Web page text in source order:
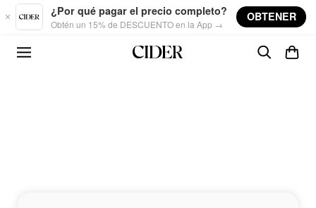
Skip to main content
¿Por qué pagar el precio completo?
Obtén un 15% de DESCUENTO en la App →
OBTENER